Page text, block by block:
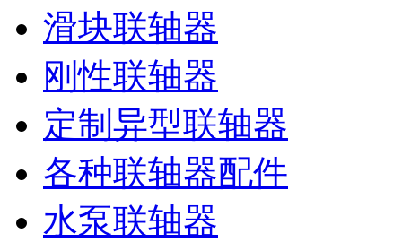
滑块联轴器
刚性联轴器
定制异型联轴器
各种联轴器配件
水泵联轴器